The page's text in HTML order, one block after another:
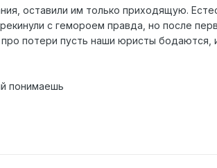
оставили им только приходящую.
с гемороем правда, но после
потери пусть наши юристы бодаются,
понимаешь